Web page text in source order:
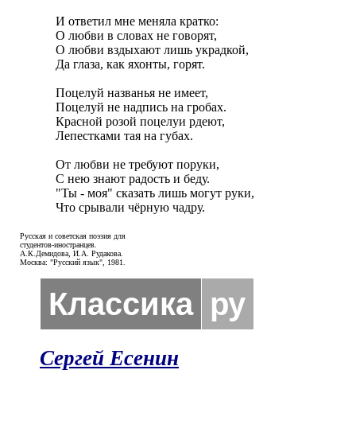
И ответил мне меняла кратко:
О любви в словах не говорят,
О любви вздыхают лишь украдкой,
Да глаза, как яхонты, горят.
Поцелуй названья не имеет,
Поцелуй не надпись на гробах.
Красной розой поцелуи рдеют,
Лепестками тая на губах.
От любви не требуют поруки,
С нею знают радость и беду.
"Ты - моя" сказать лишь могут руки,
Что срывали чёрную чадру.
Русская и советская поэзия для
студентов-иностранцев.
А.К.Демидова, И.А. Рудакова.
Москва: "Русский язык", 1981.
Классика ру
Сергей Есенин